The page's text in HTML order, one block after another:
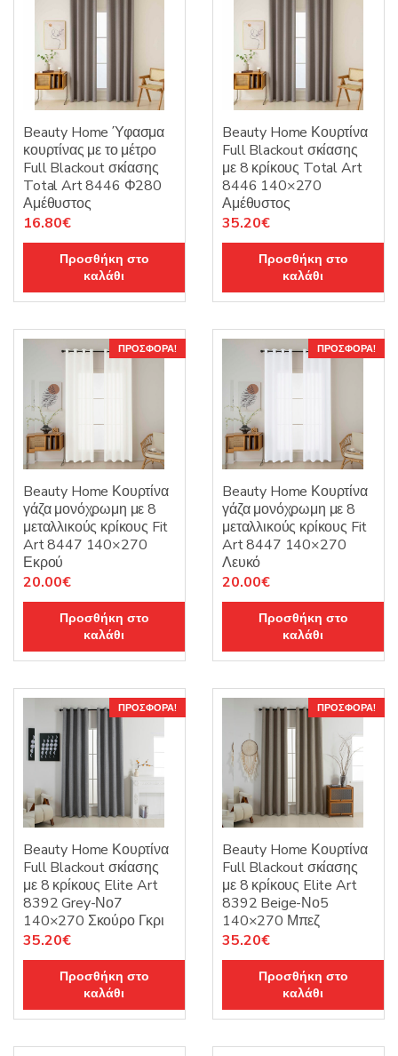
Beauty Home Ύφασμα
κουρτίνας με το μέτρο
Full Blackout σκίασης
Total Art 8446 Φ280
Αμέθυστος
Original
price
16.80€Η
τρέχουσα
τιμή
είναι:
16.80€.
Προσθήκη στο
καλάθι
Beauty Home Κουρτίνα
Full Blackout σκίασης
με 8 κρίκους Total Art
8446 140×270
Αμέθυστος
Original
price
35.20€Η
τρέχουσα
τιμή
είναι:
35.20€.
Προσθήκη στο
καλάθι
ΠΡΟΣΦΟΡΆ!
Beauty Home Κουρτίνα
γάζα μονόχρωμη με 8
μεταλλικούς κρίκους Fit
Art 8447 140×270
Εκρού
Original
price
20.00€Η
τρέχουσα
τιμή
είναι:
20.00€.
Προσθήκη στο
καλάθι
ΠΡΟΣΦΟΡΆ!
Beauty Home Κουρτίνα
γάζα μονόχρωμη με 8
μεταλλικούς κρίκους Fit
Art 8447 140×270
Λευκό
Original
price
20.00€Η
τρέχουσα
τιμή
είναι:
20.00€.
Προσθήκη στο
καλάθι
ΠΡΟΣΦΟΡΆ!
Beauty Home Κουρτίνα
Full Blackout σκίασης
με 8 κρίκους Elite Art
8392 Grey-Νο7
140×270 Σκούρο Γκρι
Original
price
35.20€Η
τρέχουσα
τιμή
είναι:
35.20€.
Προσθήκη στο
καλάθι
ΠΡΟΣΦΟΡΆ!
Beauty Home Κουρτίνα
Full Blackout σκίασης
με 8 κρίκους Elite Art
8392 Beige-Νο5
140×270 Μπεζ
Original
price
35.20€Η
τρέχουσα
τιμή
είναι:
35.20€.
Προσθήκη στο
καλάθι